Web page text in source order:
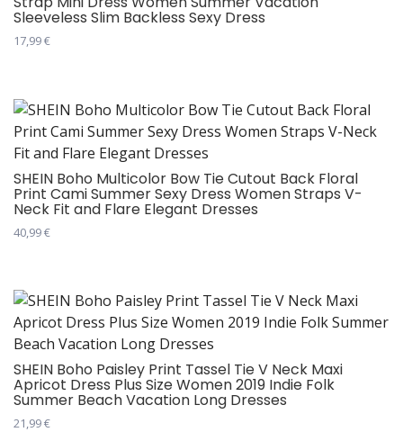
могу
бити
изабране
производа.
Sleeveless Slim Backless Sexy Dress
17,99€
има
више
варијанти.
Опције
могу
бити
изабране
производа.
SHEIN Boho Multicolor Bow Tie Cutout Back Floral
Print Cami Summer Sexy Dress Women Straps V-
Neck Fit and Flare Elegant Dresses
40,99€
има
више
варијанти.
Опције
могу
бити
изабране
SHEIN Boho Paisley Print Tassel Tie V Neck Maxi
Apricot Dress Plus Size Women 2019 Indie Folk
Summer Beach Vacation Long Dresses
21,99€